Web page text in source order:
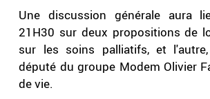
Une discussion générale aura
21H30 sur deux propositions de
sur les soins palliatifs, et
député du groupe Modem Olivier
de vie.